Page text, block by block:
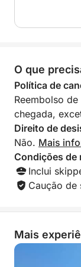
brisa do mar
O que
Política de
Reembolso
chegada,
Direito de
Não. Mais
Condições de
Inclui
Caução
Mais